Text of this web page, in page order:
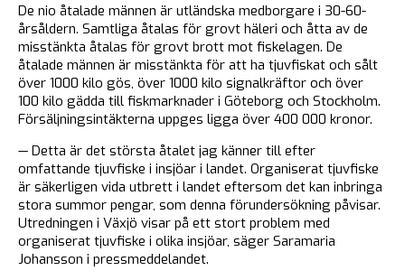
De nio åtalade männen är utländska medborgare i 30-60-
årsåldern. Samtliga åtalas för grovt häleri och åtta av de
misstänkta åtalas för grovt brott mot fiskelagen. De
åtalade männen är misstänkta för att ha tjuvfiskat och sålt
över 1000 kilo gös, över 1000 kilo signalkräftor och över
100 kilo gädda till fiskmarknader i Göteborg och Stockholm.
Försäljningsintäkterna uppges ligga över 400 000 kronor.
— Detta är det största åtalet jag känner till efter
omfattande tjuvfiske i insjöar i landet. Organiserat tjuvfiske
är säkerligen vida utbrett i landet eftersom det kan inbringa
stora summor pengar, som denna förundersökning påvisar.
Utredningen i Växjö visar på ett stort problem med
organiserat tjuvfiske i olika insjöar, säger Saramaria
Johansson i pressmeddelandet.